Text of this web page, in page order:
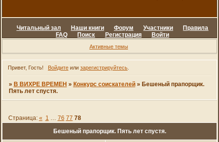
Читальный зал Наши книги Форум Участники
Правила
FAQ
Поиск Регистрация Войти
Активные темы
Привет, Гость! Войдитеили зарегистрируйтесь.
» В ВИХРЕ ВРЕМЕН » Конкурс соискателей » Бешеный прапорщик.
Пять лет спустя.
Бешеный прапорщик. Пять лет спустя.
Страница: « 1 … 76 77 78